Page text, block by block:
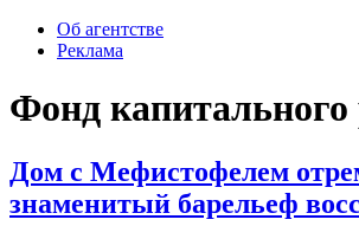
Об агентстве
Реклама
Фонд капитального
Дом с Мефистофелем
знаменитый барельеф